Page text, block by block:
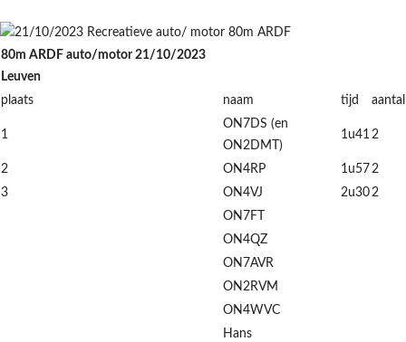
80m ARDF auto/motor 21/10/2023
Leuven
plaats
naam tijd aantal
1
ON7DS (en
ON2DMT)
1u412
2 ON4RP 1u57 2
3
ON4VJ 2u302
ON7FT
ON4QZ
ON7AVR
ON2RVM
ON4WVC
Hans